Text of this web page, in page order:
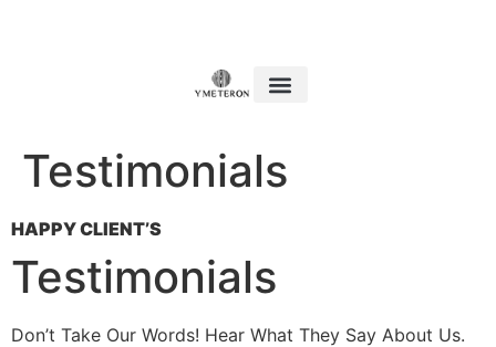
Testimonials
HAPPY CLIENT’S​
Testimonials​
Don’t Take Our Words! Hear What They Say About Us.​